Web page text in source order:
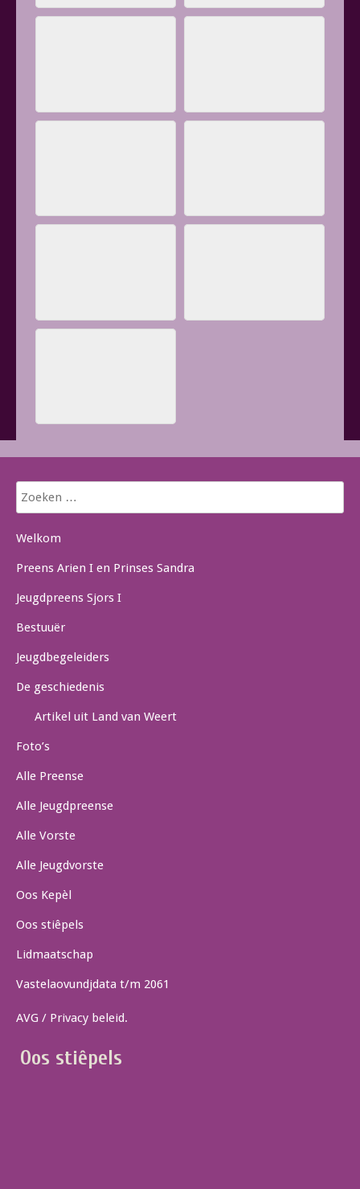
Zoeken
Welkom
Preens Arien I en Prinses Sandra
Jeugdpreens Sjors I
Bestuuër
Jeugdbegeleiders
De geschiedenis
Artikel uit Land van Weert
Foto’s
Alle Preense
Alle Jeugdpreense
Alle Vorste
Alle Jeugdvorste
Oos Kepèl
Oos stiêpels
Lidmaatschap
Vastelaovundjdata t/m 2061
AVG / Privacy beleid.
Oos stiêpels
Multisign